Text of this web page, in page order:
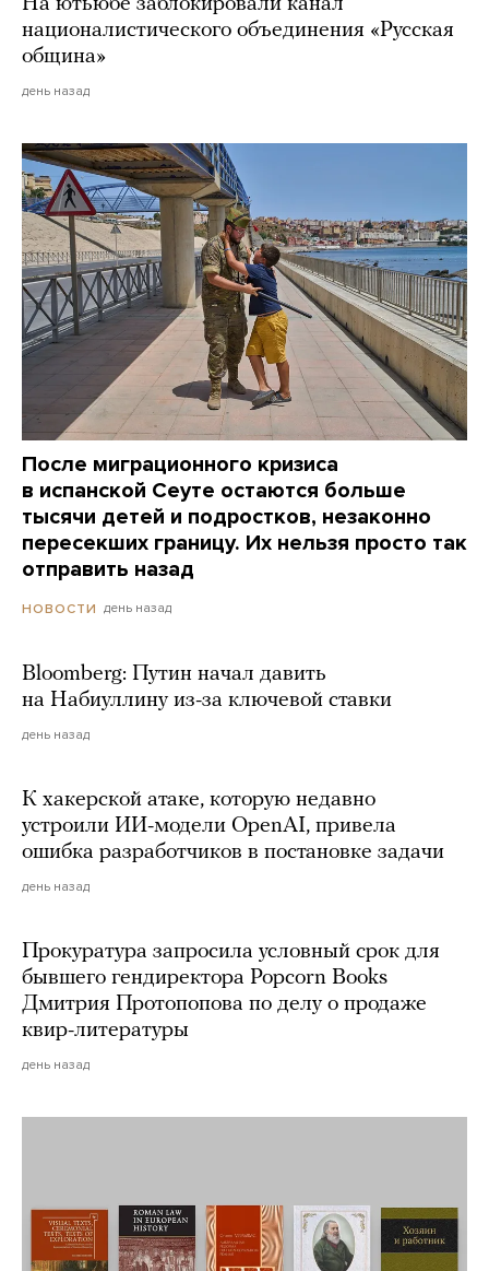
На ютьюбе заблокировали канал
националистического объединения «Русская
община»
день назад
После миграционного кризиса
в испанской Сеуте остаются больше
тысячи детей и подростков, незаконно
пересекших границу. Их нельзя просто так
отправить назад
НОВОСТИ день назад
Bloomberg: Путин начал давить
на Набиуллину из-за ключевой ставки
день назад
К хакерской атаке, которую недавно
устроили ИИ-модели OpenAI, привела
ошибка разработчиков в постановке задачи
день назад
Прокуратура запросила условный срок для
бывшего гендиректора Popcorn Books
Дмитрия Протопопова по делу о продаже
квир-литературы
день назад